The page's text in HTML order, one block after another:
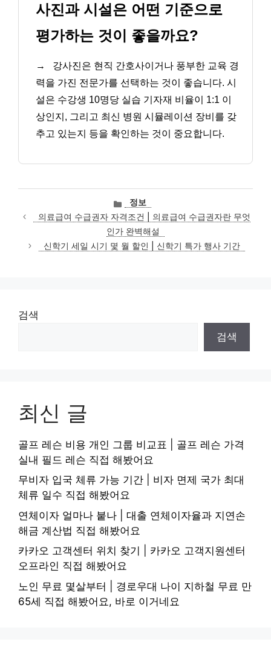
사진과 시설은 어떤 기준으로
평가하는 것이 좋을까요?
→
강사진은 현직 간호사이거나 풍부한 교육 경
력을 가진 전문가를 선택하는 것이 좋습니다. 시
설은 수강생 10명당 실습 기자재 비율이 1:1 이
상인지, 그리고 최신 병원 시뮬레이션 장비를 갖
추고 있는지 등을 확인하는 것이 중요합니다.
카
테
고
리
정보
의료급여 수급권자 자격조건 | 의료급여 수급권자란 무엇
인가 완벽해설
신학기 세일 시기 몇 월 할인 | 신학기 특가 행사 기간
검색
검색
최신 글
골프 레슨 비용 개인 그룹 비교표 | 골프 레슨 가격
실내 필드 레슨 직접 해봤어요
무비자 입국 체류 가능 기간 | 비자 면제 국가 최대
체류 일수 직접 해봤어요
연체이자 얼마나 붙나 | 대출 연체이자율과 지연손
해금 계산법 직접 해봤어요
카카오 고객센터 위치 찾기 | 카카오 고객지원센터
오프라인 직접 해봤어요
노인 무료 몇살부터 | 경로우대 나이 지하철 무료 만
65세 직접 해봤어요, 바로 이거네요